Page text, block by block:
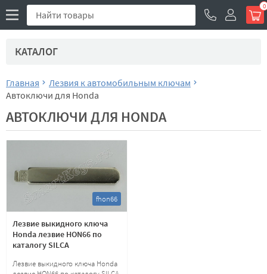
0
КАТАЛОГ
Главная
Лезвия к автомобильным ключам
Автоключи для Honda
АВТОКЛЮЧИ ДЛЯ HONDA
fhon66
Лезвие выкидного ключа
Honda лезвие HON66 по
каталогу SILCA
Лезвие выкидного ключа Honda